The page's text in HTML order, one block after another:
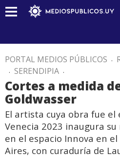
PORTAL MEDIOS PÚBLICOS .
. SERENDIPIA .
Cortes a medida
Goldwasser
El artista cuya obra fue el
Venecia 2023 inaugura
en el espacio Innova en
Aires, con curaduría de